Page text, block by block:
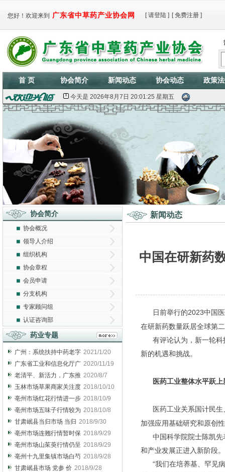
您好！欢迎来到 广东省中草药产业协会网 [ 请登陆 ] [ 免费注册 ]
首 页 协会简介 新闻动态 协会动态 政策
今天是2026年8月7日 20:01:26 星期五
协会简介
协会概况
领导人介绍
组织机构
协会章程
会员申请
分支机构
专家顾问组
认证咨询部
药业专题
广州：系统扶持中药老字 2021/1/20
广东省工业和信息化厅广 2020/11/19
老清平、新活力，广东推 2020/8/7
玉林市场草果商家关注度 2018/10/10
亳州市场红花行情进一步 2018/10/9
亳州市场五味子行情较为 2018/10/8
甘肃岷县当归市场 当归 2018/9/30
亳州市场连翘行情暂时保 2018/9/29
亳州市场山茱萸行情仍呈 2018/9/29
亳州十九里集镇市场白芍 2018/9/28
甘肃岷县市场 党参 价 2018/9/28
新闻动态
中国在研新药
日前举行的2023中国医
在研新药数量跃居全球第
有评论认为，新一轮科
新的机遇和挑战。
医药工业整体水平跃上
医药工业关系国计民生
加强应用基础研究和原创
中国科学院院士陈凯先
和产业发展正进入新阶段。
“我们在培养基、罕见病